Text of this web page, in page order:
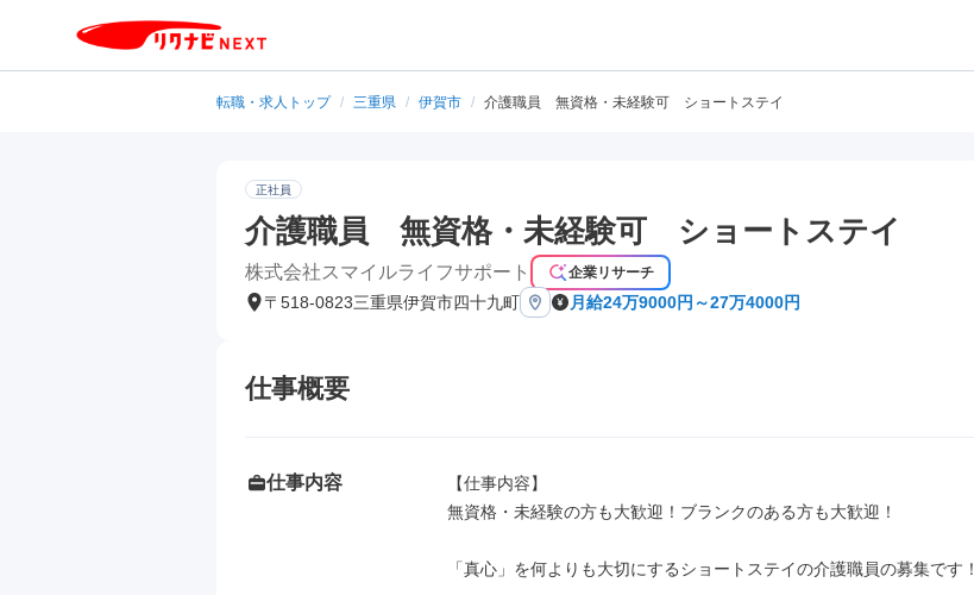
転職・求人トップ / 三重県 / 伊賀市 / 介護職員 無資格・未経験可 ショートステイ
正社員
介護職員 無資格・未経験可 ショートステイ
株式会社スマイルライフサポート 企業リサーチ
〒518-0823三重県伊賀市四十九町 月給24万9000円～27万4000円
仕事概要
仕事内容
【仕事内容】
無資格・未経験の方も大歓迎！ブランクのある方も大歓迎！
「真心」を何よりも大切にするショートステイの介護職員の募集です！